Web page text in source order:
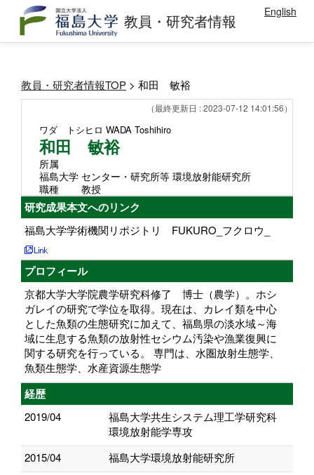
教員・研究者情報 English
教員・研究者情報TOP > 和田 敏裕
（最終更新日 : 2023-07-12 14:01:56）
ワダ トシヒロ WADA Toshihiro
和田 敏裕
所属
福島大学 センター・研究所等 環境放射能研究所
職種
教授
研究成果本文へのリンク
福島大学学術機関リポジトリ FUKURO_フクロウ_
プロフィール
京都大学大学院農学研究科修了 博士（農学）。ホシ
ガレイの研究で学位を取得。現在は、カレイ類を中心
とした魚類の生態研究に加えて、福島県の淡水域～海
域に生息する魚類の放射性セシウム汚染や漁業復興に
関する研究を行っている。 専門は、水圏放射生態学、
魚類生態学、水産資源生態学
経歴
2019/04
福島大学共生システム理工学研究科
環境放射能学専攻
2015/04
福島大学環境放射能研究所